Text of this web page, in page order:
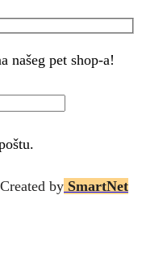
našeg pet shop-a!
by SmartNet